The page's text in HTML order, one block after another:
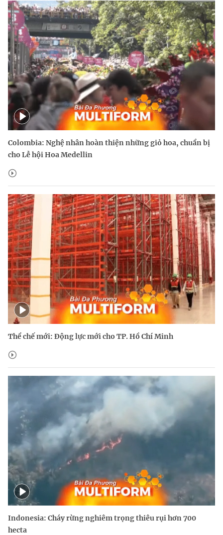
Colombia: Nghệ nhân hoàn thiện những giỏ hoa, chuẩn bị
cho Lễ hội Hoa Medellin
Thể chế mới: Động lực mới cho TP. Hồ Chí Minh
Indonesia: Cháy rừng nghiêm trọng thiêu rụi hơn 700
hecta